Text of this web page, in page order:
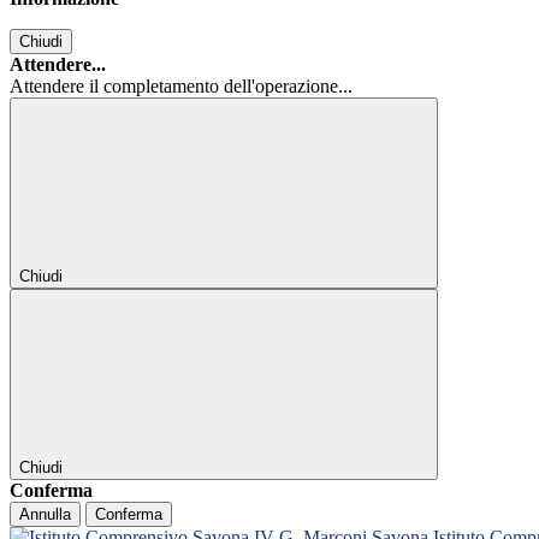
Chiudi
Attendere...
Attendere il completamento dell'operazione...
Chiudi
Chiudi
Conferma
Annulla Conferma